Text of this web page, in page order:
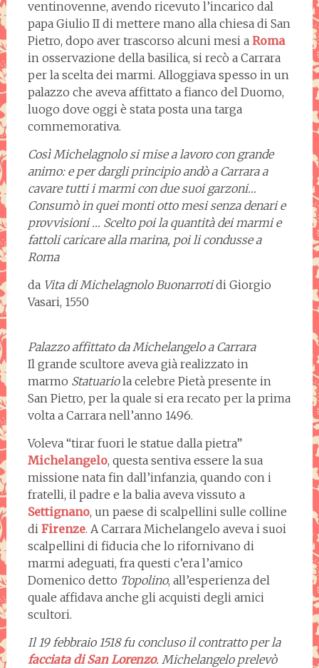
ventinovenne, avendo ricevuto l’incarico dal
papa Giulio II di mettere mano alla chiesa di San
Pietro, dopo aver trascorso alcuni mesi a Roma
in osservazione della basilica, si recò a Carrara
per la scelta dei marmi. Alloggiava spesso in un
palazzo che aveva affittato a fianco del Duomo,
luogo dove oggi è stata posta una targa
commemorativa.
Così Michelagnolo si mise a lavoro con grande
animo: e per dargli principio andò a Carrara a
cavare tutti i marmi con due suoi garzoni…
Consumò in quei monti otto mesi senza denari e
provvisioni … Scelto poi la quantità dei marmi e
fattoli caricare alla marina, poi li condusse a
Roma
daVita di Michelagnolo Buonarrotidi Giorgio
Vasari, 1550
Palazzo affittato da Michelangelo a Carrara
Il grande scultore aveva già realizzato in
marmo Statuariola celebre Pietà presente in
San Pietro, per la quale si era recato per la prima
volta a Carrara nell’anno 1496.
Voleva “tirar fuori le statue dalla pietra”
Michelangelo, questa sentiva essere la sua
missione nata fin dall’infanzia, quando con i
fratelli, il padre e la balia aveva vissuto a
Settignano, un paese di scalpellini sulle colline
di Firenze. A Carrara Michelangelo aveva i suoi
scalpellini di fiducia che lo rifornivano di
marmi adeguati, fra questi c’era l’amico
Domenico detto Topolino, all’esperienza del
quale affidava anche gli acquisti degli amici
scultori.
Il 19 febbraio 1518 fu concluso il contratto per la
facciata di San Lorenzo. Michelangelo prelevò